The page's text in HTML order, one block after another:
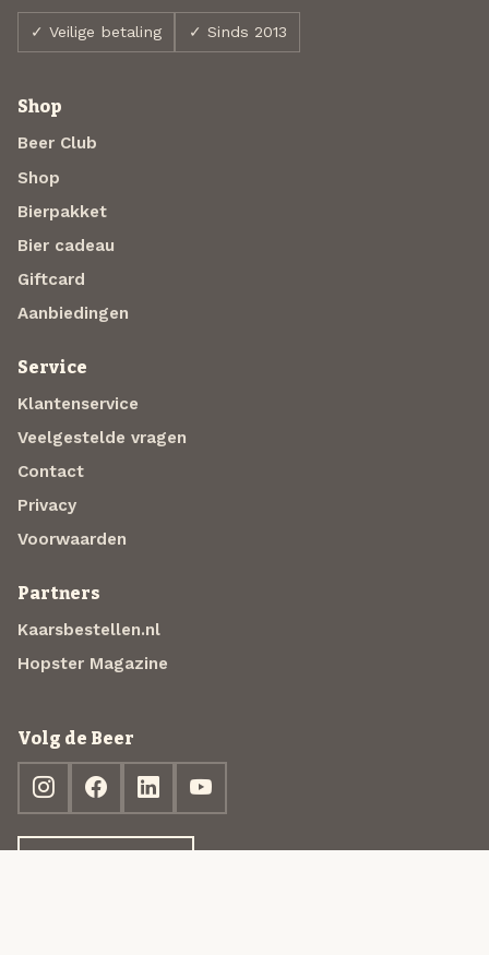
✓ Veilige betaling ✓ Sinds 2013
Shop
Beer Club
Shop
Bierpakket
Bier cadeau
Giftcard
Aanbiedingen
Service
Klantenservice
Veelgestelde vragen
Contact
Privacy
Voorwaarden
Partners
Kaarsbestellen.nl
Hopster Magazine
Volg de Beer